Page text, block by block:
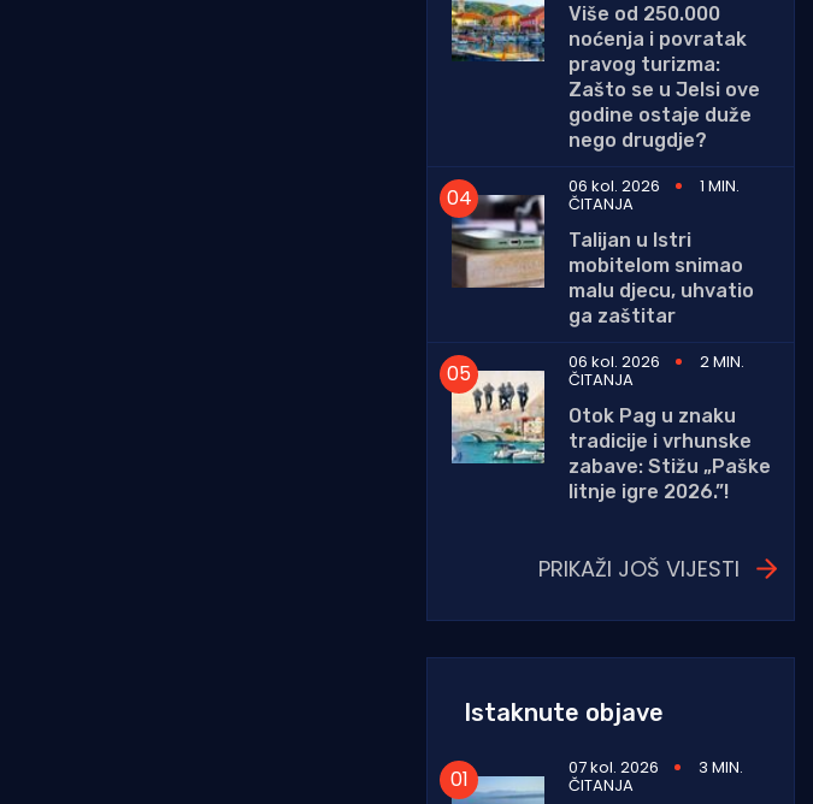
Više od 250.000
noćenja i povratak
pravog turizma:
Zašto se u Jelsi ove
godine ostaje duže
nego drugdje?
06 kol. 2026
1 MIN.
ČITANJA
Talijan u Istri
mobitelom snimao
malu djecu, uhvatio
ga zaštitar
06 kol. 2026
2 MIN.
ČITANJA
Otok Pag u znaku
tradicije i vrhunske
zabave: Stižu „Paške
litnje igre 2026.”!
PRIKAŽI JOŠ VIJESTI
Istaknute objave
07 kol. 2026 3 MIN.
ČITANJA